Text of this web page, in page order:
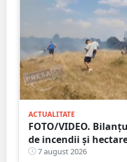
ACTUALITATE
FOTO/VIDEO.
de incendii și
județul Satu Mare
7 august 2026